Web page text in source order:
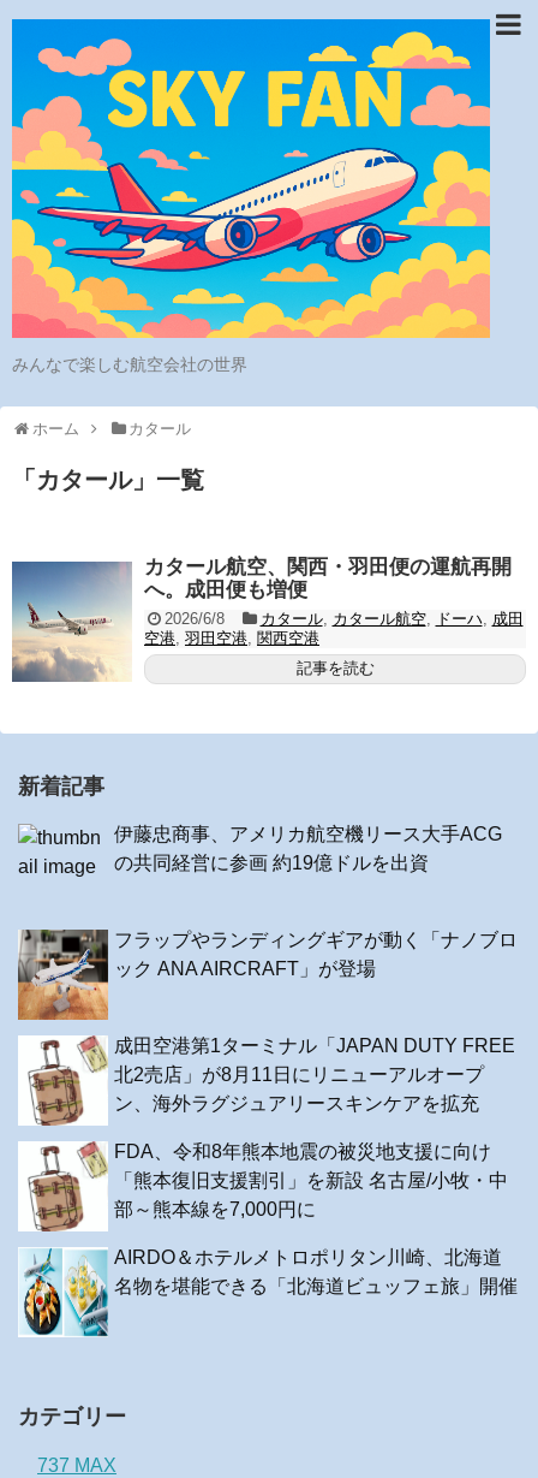
みんなで楽しむ航空会社の世界
ホーム カタール
「 カタール」 一覧
カタール航空、関西・羽田便の運航再開
へ。成田便も増便
2026/6/8 カタール, カタール航空, ドーハ, 成田
空港, 羽田空港, 関西空港
記事を読む
新着記事
伊藤忠商事、アメリカ航空機リース大手ACG
の共同経営に参画 約19億ドルを出資
フラップやランディングギアが動く「ナノブロ
ック ANA AIRCRAFT」が登場
成田空港第1ターミナル「JAPAN DUTY FREE
北2売店」が8月11日にリニューアルオープ
ン、海外ラグジュアリースキンケアを拡充
FDA、令和8年熊本地震の被災地支援に向け
「熊本復旧支援割引」を新設 名古屋/小牧・中
部～熊本線を7,000円に
AIRDO＆ホテルメトロポリタン川崎、北海道
名物を堪能できる「北海道ビュッフェ旅」開催
カテゴリー
737 MAX